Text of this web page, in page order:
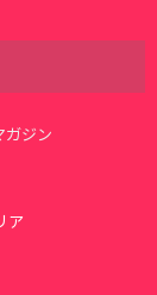
ガジン
ア